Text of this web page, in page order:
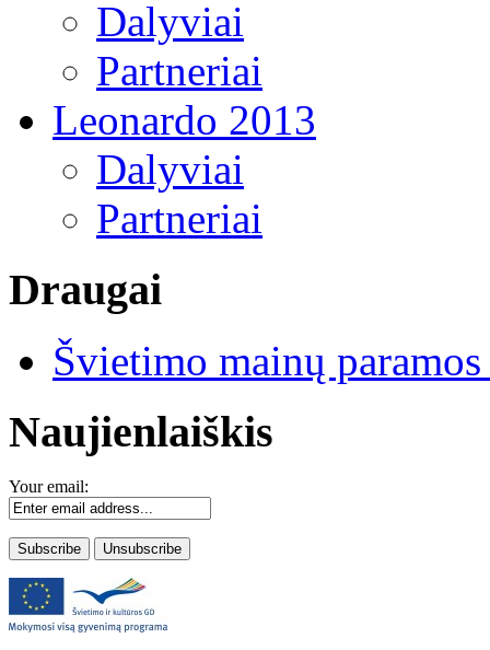
Dalyviai
Partneriai
Leonardo 2013
Dalyviai
Partneriai
Draugai
Švietimo mainų
Naujienlaiškis
Your email: